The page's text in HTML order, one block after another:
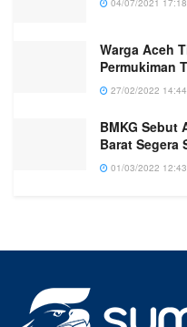
Warga Aceh
Permukiman
27/02/2022 14:44
BMKG Sebut
Barat Segera
01/03/2022 12:43